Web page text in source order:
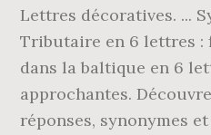
Lettres décoratives. ...
Tributaire en 6 lettres :
dans la baltique en 6
approchantes.
réponses, synonymes